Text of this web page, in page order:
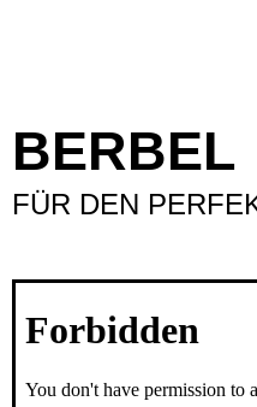
BERBEL
FÜR DEN